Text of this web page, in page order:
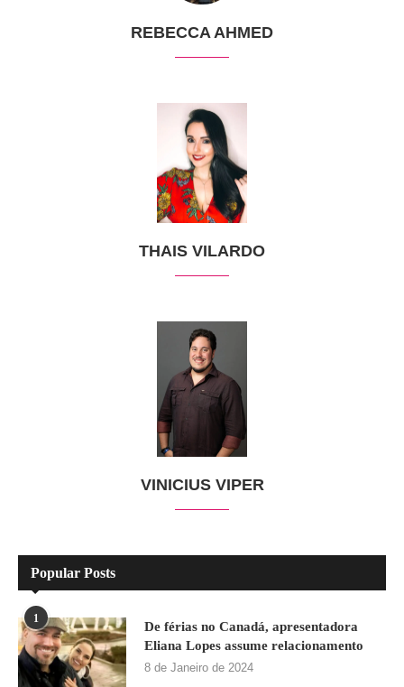
REBECCA AHMED
THAIS VILARDO
VINICIUS VIPER
Popular Posts
1
De férias no Canadá, apresentadora
Eliana Lopes assume relacionamento
8 de Janeiro de 2024